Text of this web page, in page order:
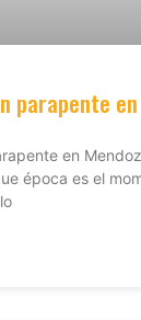
parapente
en
época es el